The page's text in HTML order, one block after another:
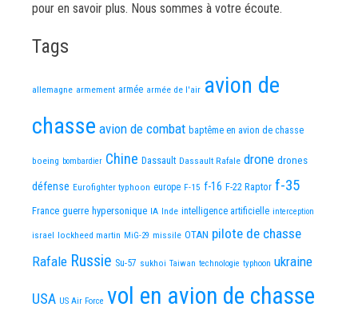
pour en savoir plus. Nous sommes à votre écoute.
Tags
allemagne armement armée armée de l'air avion de
chasse avion de combat baptême en avion de chasse
boeing bombardier Chine Dassault Dassault Rafale drone drones
défense Eurofighter typhoon europe F-15 f-16 F-22 Raptor f-35
France guerre hypersonique IA Inde intelligence artificielle interception
israel lockheed martin MiG-29 missile OTAN pilote de chasse
Rafale Russie Su-57 sukhoi Taiwan technologie typhoon ukraine
USA US Air Force vol en avion de chasse